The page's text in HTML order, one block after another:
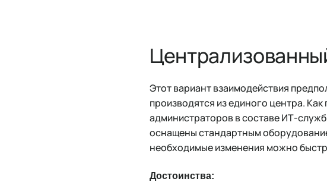
Этот вариант взаимодействия
производятся из единого центра.
администраторов в составе ИТ-
оснащены стандартным
необходимые изменения можно
Достоинства: